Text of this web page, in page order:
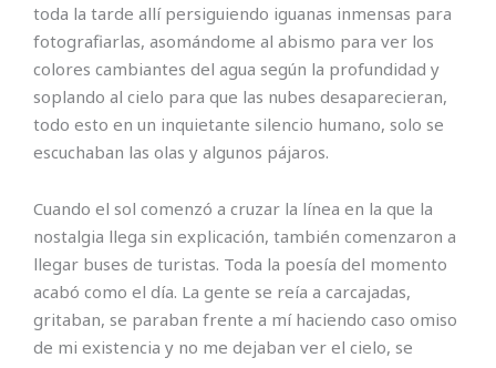
toda la tarde allí persiguiendo iguanas inmensas para
fotografiarlas, asomándome al abismo para ver los
colores cambiantes del agua según la profundidad y
soplando al cielo para que las nubes desaparecieran,
todo esto en un inquietante silencio humano, solo se
escuchaban las olas y algunos pájaros.
Cuando el sol comenzó a cruzar la línea en la que la
nostalgia llega sin explicación, también comenzaron a
llegar buses de turistas. Toda la poesía del momento
acabó como el día. La gente se reía a carcajadas,
gritaban, se paraban frente a mí haciendo caso omiso
de mi existencia y no me dejaban ver el cielo, se